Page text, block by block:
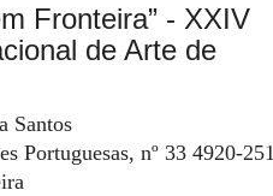
Fronteira” - XXIV
de Arte de
Santos
Portuguesas, nº 33 4920-251